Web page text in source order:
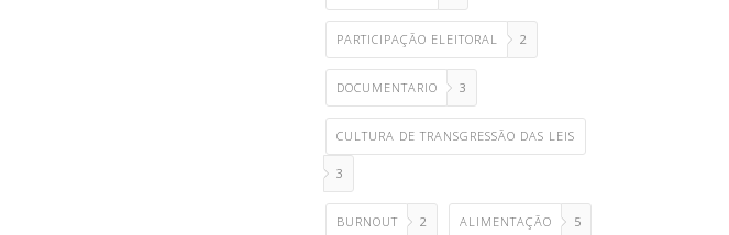
PARTICIPAÇÃO ELEITORAL 2
DOCUMENTARIO 3
CULTURA DE TRANSGRESSÃO DAS LEIS
3
BURNOUT 2 ALIMENTAÇÃO 5